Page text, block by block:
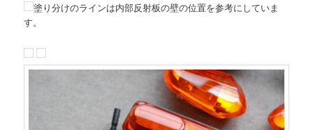
塗り分けのラインは内部反射板の壁の位置を参考にしていま
す。